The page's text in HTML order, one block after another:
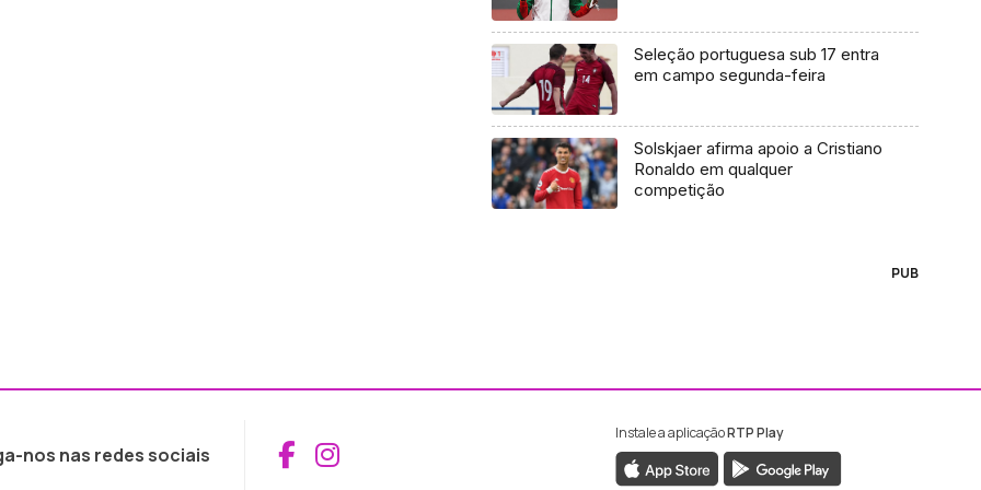
Seleção portuguesa sub 17 entra
em campo segunda-feira
Solskjaer afirma apoio a Cristiano
Ronaldo em qualquer
competição
PUB
nos nas redes sociais Aceder ao Facebook da RTP Madeira
Aceder ao Instagram da RTP Madeira
Instale a aplicaçãoRTP Play